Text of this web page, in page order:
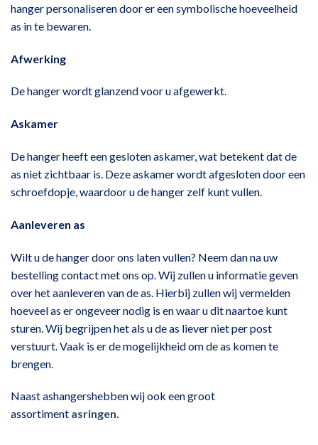
hanger personaliseren door er een symbolische hoeveelheid
as in te bewaren.
Afwerking
De hanger wordt glanzend voor u afgewerkt.
Askamer
De hanger heeft een gesloten askamer, wat betekent dat de
as niet zichtbaar is. Deze askamer wordt afgesloten door een
schroefdopje, waardoor u de hanger zelf kunt vullen.
Aanleveren as
Wilt u de hanger door ons laten vullen? Neem dan na uw
bestelling contact met ons op. Wij zullen u informatie geven
over het aanleveren van de as. Hierbij zullen wij vermelden
hoeveel as er ongeveer nodig is en waar u dit naartoe kunt
sturen. Wij begrijpen het als u de as liever niet per post
verstuurt. Vaak is er de mogelijkheid om de as komen te
brengen.
Naast ashangershebben wij ook een groot
assortiment asringen.